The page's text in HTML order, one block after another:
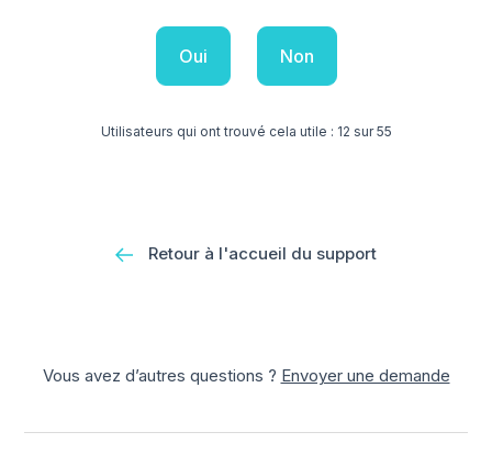
Oui Non
Utilisateurs qui ont trouvé cela utile : 12 sur 55
Retour à l'accueil du support
Vous avez d’autres questions ? Envoyer une demande